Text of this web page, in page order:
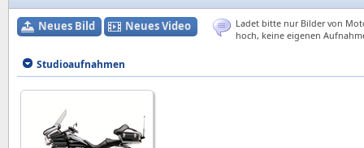
Neues Bild Neues Video
Ladet bitte nur Bilder von
hoch, keine eigenen
Studioaufnahmen